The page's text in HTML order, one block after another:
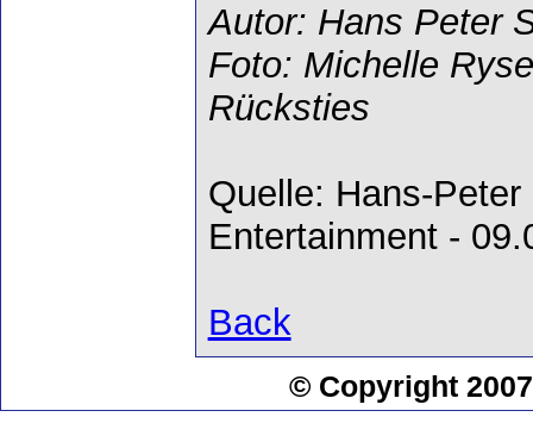
Autor: Hans Peter
Foto: Michelle
Rücksties
Quelle: Hans-
Entertainment -
Back
© Copyright